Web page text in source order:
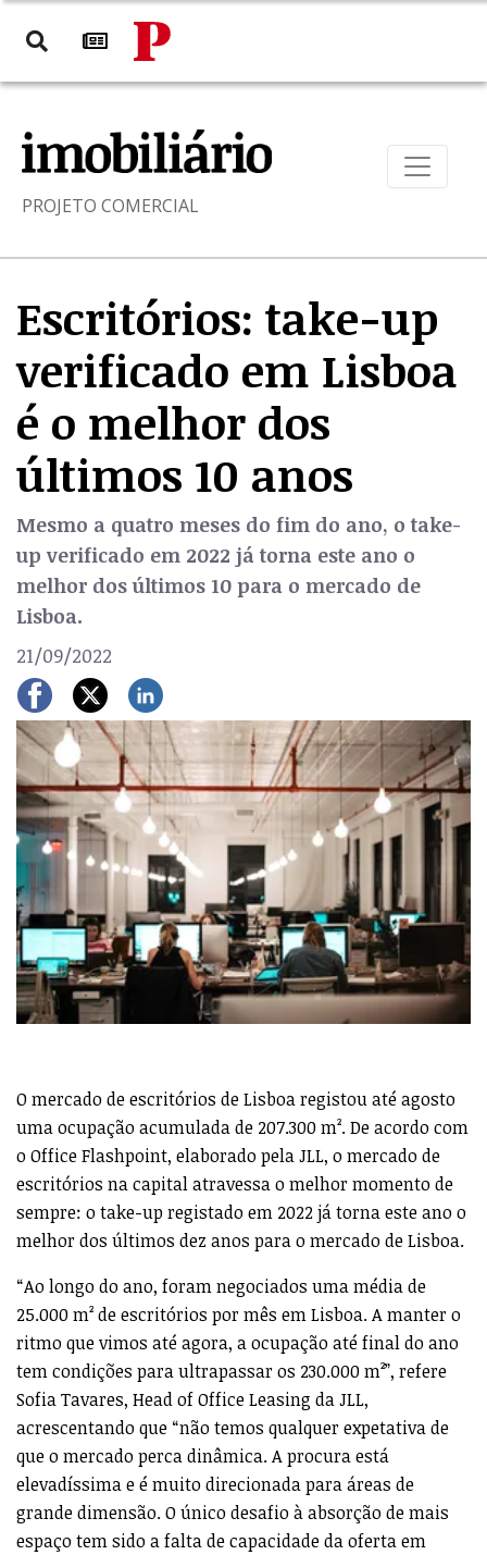
PROJETO COMERCIAL
Escritórios: take-up
verificado em Lisboa
é o melhor dos
últimos 10 anos
Mesmo a quatro meses do fim do ano, o take-
up verificado em 2022 já torna este ano o
melhor dos últimos 10 para o mercado de
Lisboa.
21/09/2022
O mercado de escritórios de Lisboa registou até agosto
uma ocupação acumulada de 207.300 m². De acordo com
o Office Flashpoint, elaborado pela JLL, o mercado de
escritórios na capital atravessa o melhor momento de
sempre: o take-up registado em 2022 já torna este ano o
melhor dos últimos dez anos para o mercado de Lisboa.
“Ao longo do ano, foram negociados uma média de
25.000 m² de escritórios por mês em Lisboa. A manter o
ritmo que vimos até agora, a ocupação até final do ano
tem condições para ultrapassar os 230.000 m²”, refere
Sofia Tavares, Head of Office Leasing da JLL,
acrescentando que “não temos qualquer expetativa de
que o mercado perca dinâmica. A procura está
elevadíssima e é muito direcionada para áreas de
grande dimensão. O único desafio à absorção de mais
espaço tem sido a falta de capacidade da oferta em